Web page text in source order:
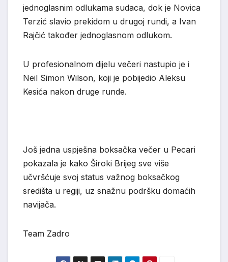
jednoglasnim odlukama sudaca, dok je Novica
Terzić slavio prekidom u drugoj rundi, a Ivan
Rajčić također jednoglasnom odlukom.
U profesionalnom dijelu večeri nastupio je i
Neil Simon Wilson, koji je pobijedio Aleksu
Kesića nakon druge runde.
Još jedna uspješna boksačka večer u Pecari
pokazala je kako Široki Brijeg sve više
učvršćuje svoj status važnog boksačkog
središta u regiji, uz snažnu podršku domaćih
navijača.
Team Zadro